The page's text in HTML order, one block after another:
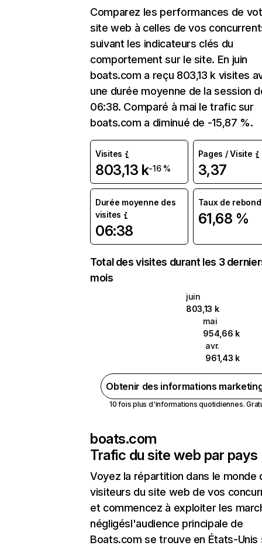
Comparez les performances de
site web à celles de vos
suivant les indicateurs clés du
comportement sur le site. En juin
boats.com a reçu 803,13 k visites
une durée moyenne de la session
06:38. Comparé à mai le trafic sur
boats.com a diminué de -15,87 %.
Visites
803,13 k-16 %
Pages / Visite
3,37
Durée moyenne des
visites
06:38
Taux de rebond
61,68 %
Total des visites durant les 3
mois
juin
803,13 k
mai
954,66 k
avr.
961,43 k
Obtenir des informations
10 fois plus d'informations quotidiennes.
boats.com
Trafic du site web par pays
Voyez la répartition dans le monde
visiteurs du site web de vos
et commencez à exploiter les
négligésl'audience principale de
Boats.com se trouve en États-Unis